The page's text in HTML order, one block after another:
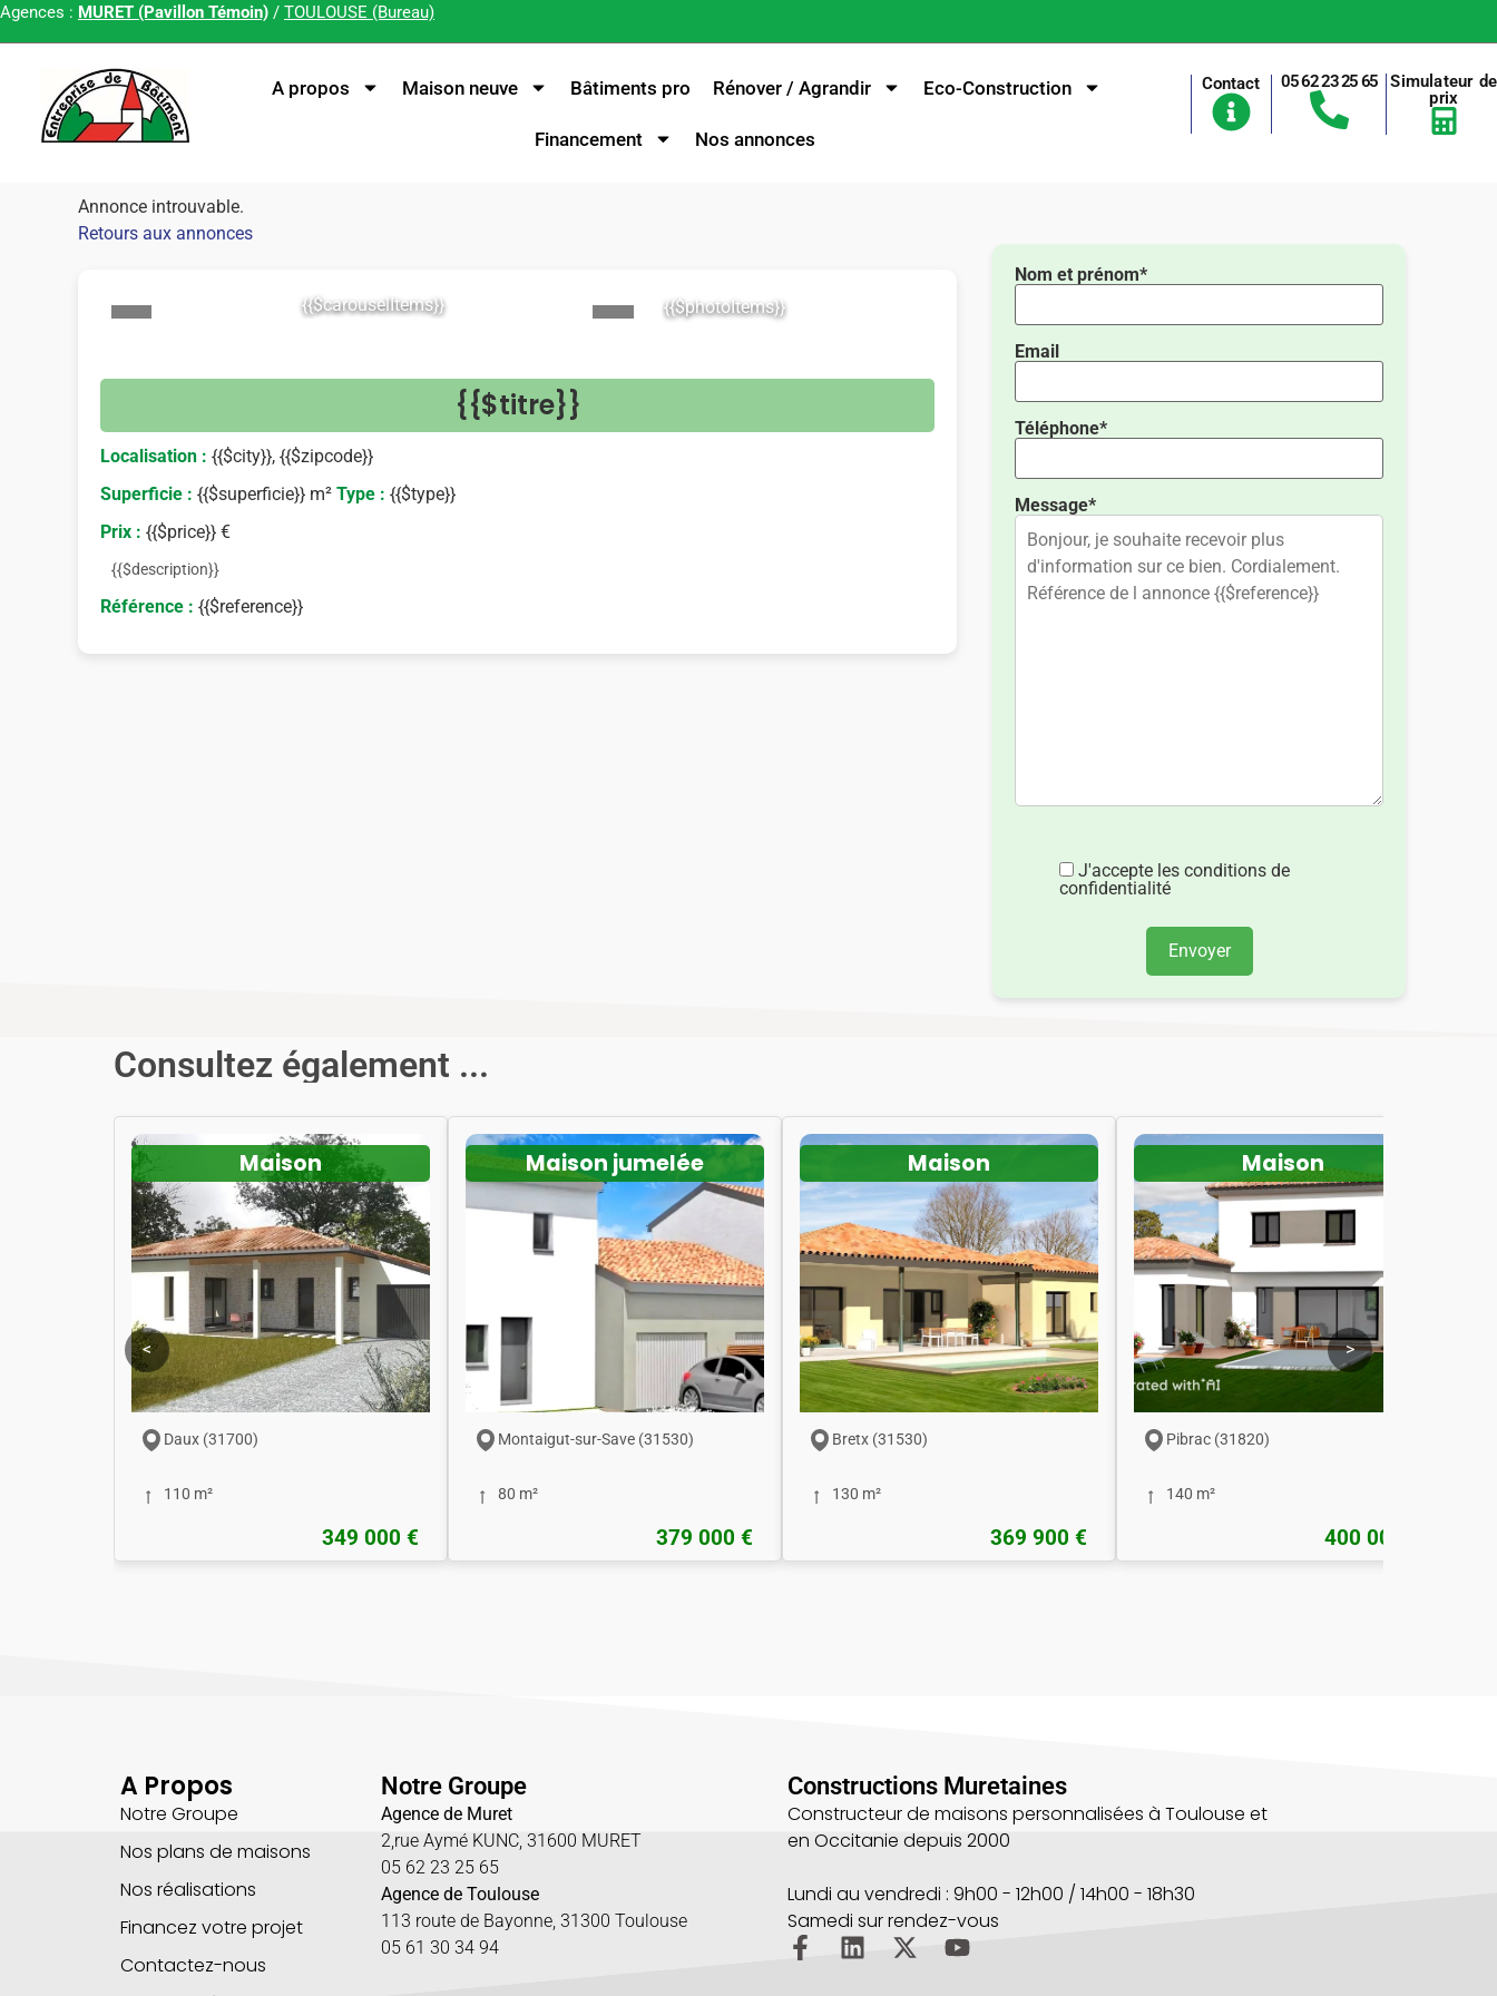
Agences : MURET (Pavillon Témoin) / TOULOUSE (Bureau)
A propos Maison neuve Bâtiments pro Rénover / Agrandir Eco-Construction
Financement Nos annonces
Contact 05 62 23 25 65
Simulateur de
prix
Annonce introuvable.
Retours aux annonces
{{$carouselItems}} {{$photoItems}}
{{$titre}}
Localisation : {{$city}}, {{$zipcode}}
Superficie : {{$superficie}} m² Type : {{$type}}
Prix : {{$price}} €
{{$description}}
Référence : {{$reference}}
Nom et prénom*
Email
Téléphone*
Message*
J'accepte les conditions de
confidentialité
Envoyer
Consultez également ...
<
Maison
Daux (31700)
110 m²
349 000 €
Maison jumelée
Montaigut-sur-Save (31530)
80 m²
379 000 €
Maison
Bretx (31530)
130 m²
369 900 €
Maison
Pibrac (31820)
140 m²
400 000 €
>
A Propos
Notre Groupe
Nos plans de maisons
Nos réalisations
Financez votre projet
Contactez-nous
Notre Groupe
Agence de Muret
2,rue Aymé KUNC, 31600 MURET
05 62 23 25 65
Agence de Toulouse
113 route de Bayonne, 31300 Toulouse
05 61 30 34 94
Constructions Muretaines
Constructeur de maisons personnalisées à Toulouse et
en Occitanie depuis 2000
Lundi au vendredi : 9h00 - 12h00 / 14h00 - 18h30
Samedi sur rendez-vous